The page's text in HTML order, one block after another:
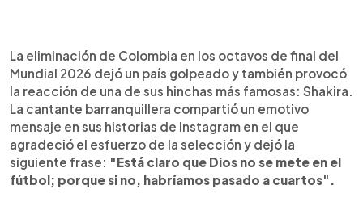
► Escuchar artículo
Shakira dedicó un emotivo mensaje a la selección
de Colombia tras su eliminación del Mundial 2026
frente a Suiza. La cantante destacó la entrega del
equipo durante el torneo y afirmó que "está claro
que Dios no se mete en el fútbol; porque si no,
habríamos pasado a cuartos", una frase que
rápidamente se viralizó. También expresó su
solidaridad con Luis Díaz, quien terminó llorando
tras la derrota, y agradeció a los jugadores por
La eliminación de Colombia en los octavos de final del
Mundial 2026 dejó un país golpeado y también provocó
la reacción de una de sus hinchas más famosas: Shakira.
La cantante barranquillera compartió un emotivo
mensaje en sus historias de Instagram en el que
agradeció el esfuerzo de la selección y dejó la
siguiente frase: "Está claro que Dios no se mete en el
fútbol; porque si no, habríamos pasado a cuartos".